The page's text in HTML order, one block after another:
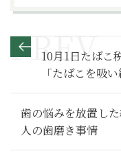
10月1日たばこ
「たばこを吸い
歯の悩みを放置し
人の歯磨き事情